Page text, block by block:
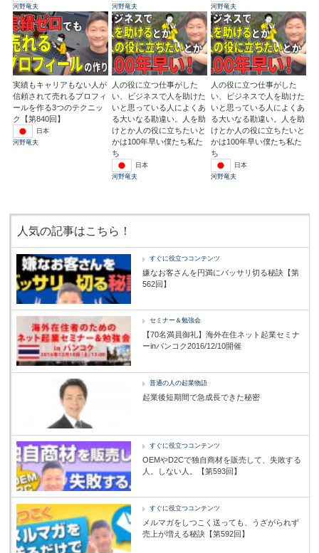
河野竜夫
河野竜夫
河野竜夫
実績もキャリアもない人が
信頼されて売れるプロフィ
ールを作る3つのテクニッ
ク【第840回】
日本
河野竜夫
人の役に立つ仕事がした
い、ビジネスで人を助けた
いと思っている人によくあ
る大いなる勘違い。人を助
けとか人の役に立ちたいと
かは100年早い僕たち私た
ち
日本
河野竜夫
人の役に立つ仕事がした
い、ビジネスで人を助けた
いと思っている人によくあ
る大いなる勘違い。人を助
けとか人の役に立ちたいと
かは100年早い僕たち私た
ち
日本
河野竜夫
人気の記事はこちら！
すぐに役立つコンテンツ
嫌なお客さんを円満にバッサリ切る秘訣【第
562回】
セミナー＆勉強会
【70名満員御礼】海外在住ネット起業セミナ
ーinバンコク2016/12/10開催
普通の人の起業物語
起業後短期間で急成長できた秘密
すぐに役立つコンテンツ
OEMやD2Cで独自商材を販売して、失敗する
人。しない人。【第593回】
すぐに役立つコンテンツ
メルマガをしつこく送っても、うざがられず
売上が増える秘訣【第592回】